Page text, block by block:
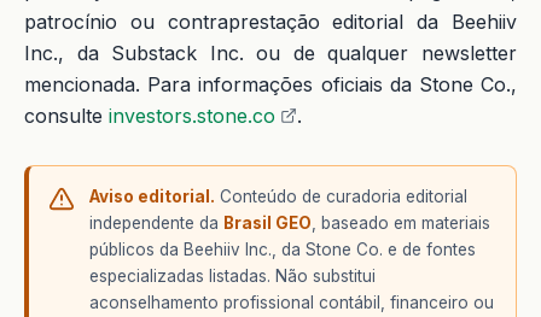
patrocínio ou contraprestação editorial da Beehiiv
Inc., da Substack Inc. ou de qualquer newsletter
mencionada. Para informações oficiais da Stone Co.,
consulte investors.stone.co .
Aviso editorial. Conteúdo de curadoria editorial
independente da Brasil GEO , baseado em materiais
públicos da Beehiiv Inc., da Stone Co. e de fontes
especializadas listadas. Não substitui
aconselhamento profissional contábil, financeiro ou